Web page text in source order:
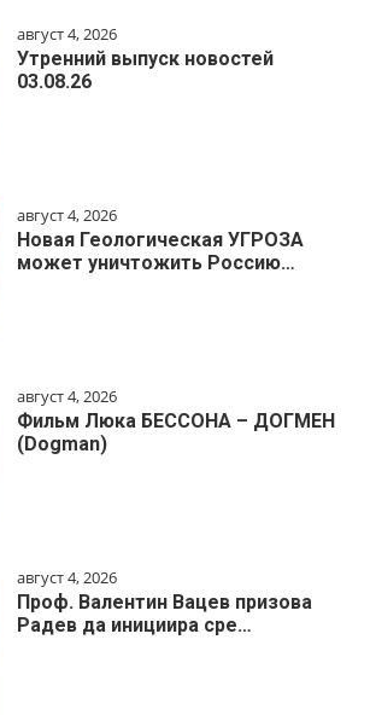
август 4, 2026
Утренний выпуск новостей
03.08.26
август 4, 2026
Новая Геологическая УГРОЗА
может уничтожить Россию…
август 4, 2026
Фильм Люка БЕССОНА – ДОГМЕН
(Dogman)
август 4, 2026
Проф. Валентин Вацев призова
Радев да инициира сре…